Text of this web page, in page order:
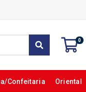
0
Confeitaria Oriental